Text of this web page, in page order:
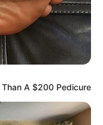
A $200 Pedicure